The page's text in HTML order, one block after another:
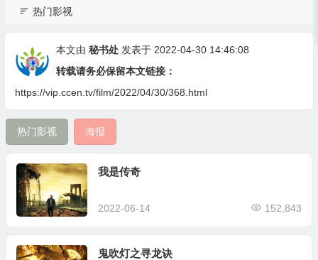
热门影视
本文由 秘书处发表于 2022-04-30 14:46:08
转载请务必保留本文链接：
https://vip.ccen.tv/film/2022/04/30/368.html
热门影视 海报
我是传奇
2022-06-14 152,843
鬼吹灯之寻龙诀